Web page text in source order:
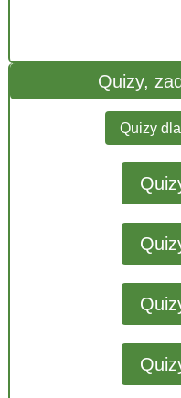
Quizy,
Quizy